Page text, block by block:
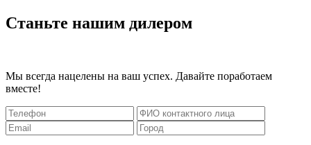
Станьте нашим дилером
Мы всегда нацелены на ваш успех. Давайте поработаем
вместе!